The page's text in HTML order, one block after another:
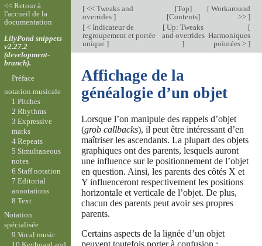
[<< Tweaks and
overrides ]
[Top]
[Contents]
[Workaround
>> ]
[< Indicateur de
regroupement et portée
unique ]
[ Up: Tweaks
and overrides
]
[
Harmoniques
pointées > ]
Affichage de la
généalogie d’un objet
Lorsque l’on manipule des rappels d’objet
(grob callbacks), il peut être intéressant d’en
maîtriser les ascendants. La plupart des objets
graphiques ont des parents, lesquels auront
une influence sur le positionnement de l’objet
en question. Ainsi, les parents des côtés X et
Y influenceront respectivement les positions
horizontale et verticale de l’objet. De plus,
chacun des parents peut avoir ses propres
parents.
Certains aspects de la lignée d’un objet
peuvent toutefois porter à confusion :
<< Retour à
l'accueil de la
documentation
LilyPond snippets
v2.27.2
(development-
branch).
Préface
notation musicale
1 Pitches
2 Rhythms
3 Expressive
marks
4 Repeats
5 Simultaneous
notes
6 Staff notation
7 Editorial
annotations
8 Text
Notation
spécialisée
9 Vocal music